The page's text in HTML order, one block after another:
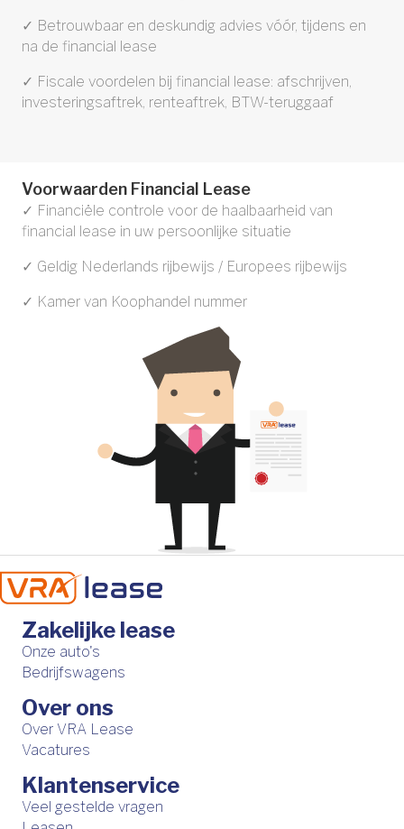
✓ Betrouwbaar en deskundig advies vóór, tijdens en
na de financial lease
✓ Fiscale voordelen bij financial lease: afschrijven,
investeringsaftrek, renteaftrek, BTW-teruggaaf
Voorwaarden Financial Lease
✓ Financiële controle voor de haalbaarheid van
financial lease in uw persoonlijke situatie
✓ Geldig Nederlands rijbewijs / Europees rijbewijs
✓ Kamer van Koophandel nummer
Zakelijke lease
Onze auto's
Bedrijfswagens
Over ons
Over VRA Lease
Vacatures
Klantenservice
Veel gestelde vragen